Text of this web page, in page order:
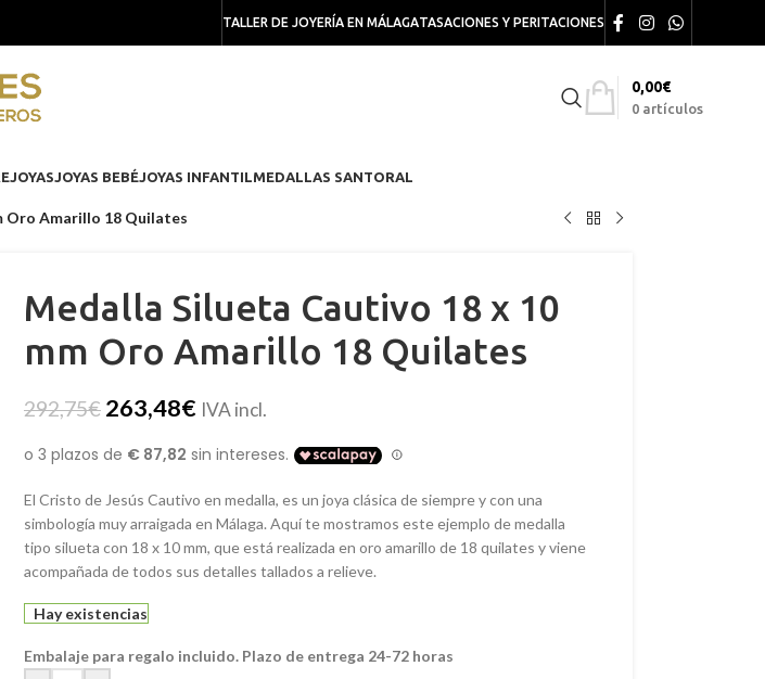
TALLER DE JOYERÍA EN MÁLAGATASACIONES Y PERITACIONES
0 artículos
0,00€
JOYASJOYAS BEBÉJOYAS INFANTILMEDALLAS SANTORAL
Oro Amarillo 18 Quilates
Medalla Silueta Cautivo 18 x 10
mm Oro Amarillo 18 Quilates
292,75€ 263,48€ IVA incl.
El Cristo de Jesús Cautivo en medalla, es un joya clásica de siempre y con una
simbología muy arraigada en Málaga. Aquí te mostramos este ejemplo de medalla
tipo silueta con 18 x 10 mm, que está realizada en oro amarillo de 18 quilates y viene
acompañada de todos sus detalles tallados a relieve.
Hay existencias
Embalaje para regalo incluido. Plazo de entrega 24-72 horas